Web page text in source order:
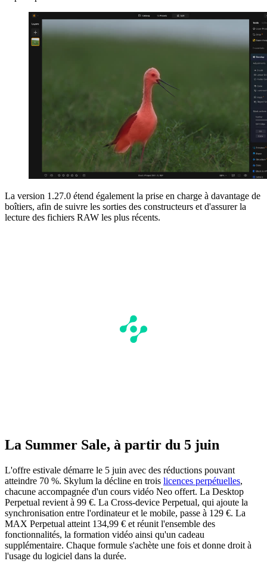
La version 1.27.0 étend également la prise en charge à davantage de
boîtiers, afin de suivre les sorties des constructeurs et d'assurer la
lecture des fichiers RAW les plus récents.
La Summer Sale, à partir du 5 juin
L'offre estivale démarre le 5 juin avec des réductions pouvant
atteindre 70 %. Skylum la décline en trois licences perpétuelles,
chacune accompagnée d'un cours vidéo Neo offert. La Desktop
Perpetual revient à 99 €. La Cross-device Perpetual, qui ajoute la
synchronisation entre l'ordinateur et le mobile, passe à 129 €. La
MAX Perpetual atteint 134,99 € et réunit l'ensemble des
fonctionnalités, la formation vidéo ainsi qu'un cadeau
supplémentaire. Chaque formule s'achète une fois et donne droit à
l'usage du logiciel dans la durée.